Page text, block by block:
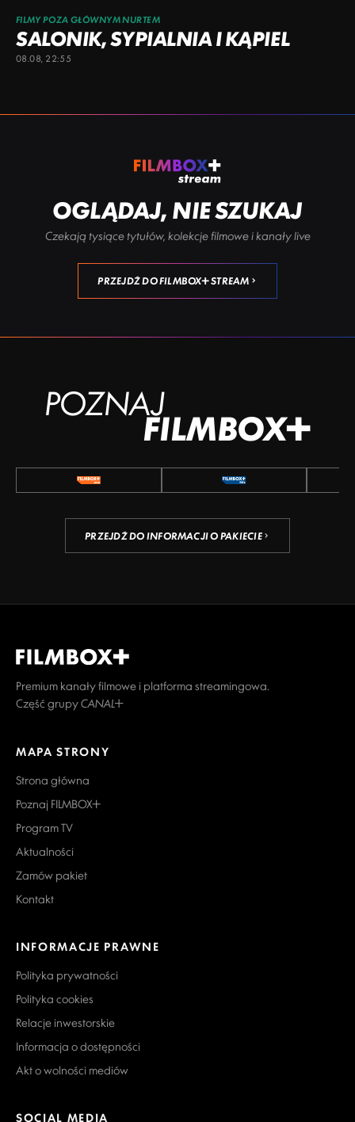
FILMY POZA GŁÓWNYM NURTEM
SALONIK, SYPIALNIA I KĄPIEL
08.08, 22:55
OGLĄDAJ, NIE SZUKAJ
Czekają tysiące tytułów, kolekcje filmowe i kanały live
PRZEJDŹ DO FILMBOX+ STREAM
POZNAJ
FILMBOX+
PRZEJDŹ DO INFORMACJI O PAKIECIE
Premium kanały filmowe i platforma streamingowa.
Część grupy CANAL+
MAPA STRONY
Strona główna
Poznaj FILMBOX+
Program TV
Aktualności
Zamów pakiet
Kontakt
INFORMACJE PRAWNE
Polityka prywatności
Polityka cookies
Relacje inwestorskie
Informacja o dostępności
Akt o wolności mediów
SOCIAL MEDIA